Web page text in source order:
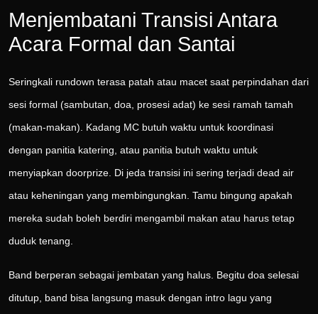
Menjembatani Transisi Antara
Acara Formal dan Santai
Seringkali rundown terasa patah atau macet saat perpindahan dari
sesi formal (sambutan, doa, prosesi adat) ke sesi ramah tamah
(makan-makan). Kadang MC butuh waktu untuk koordinasi
dengan panitia katering, atau panitia butuh waktu untuk
menyiapkan doorprize. Di jeda transisi ini sering terjadi dead air
atau keheningan yang membingungkan. Tamu bingung apakah
mereka sudah boleh berdiri mengambil makan atau harus tetap
duduk tenang.
Band berperan sebagai jembatan yang halus. Begitu doa selesai
ditutup, band bisa langsung masuk dengan intro lagu yang